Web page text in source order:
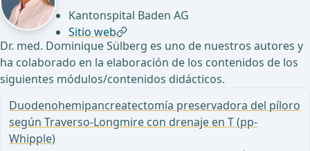
🇪🇸Español ✓
Brasileño
Kantonspital Baden AG
Sitio web
Dr. med. Dominique Sülberg es uno de nuestros autores y
ha colaborado en la elaboración de los contenidos de los
siguientes módulos/contenidos didácticos.
Duodenohemipancreatectomía preservadora del píloro
según Traverso-Longmire con drenaje en T (pp-
Whipple)